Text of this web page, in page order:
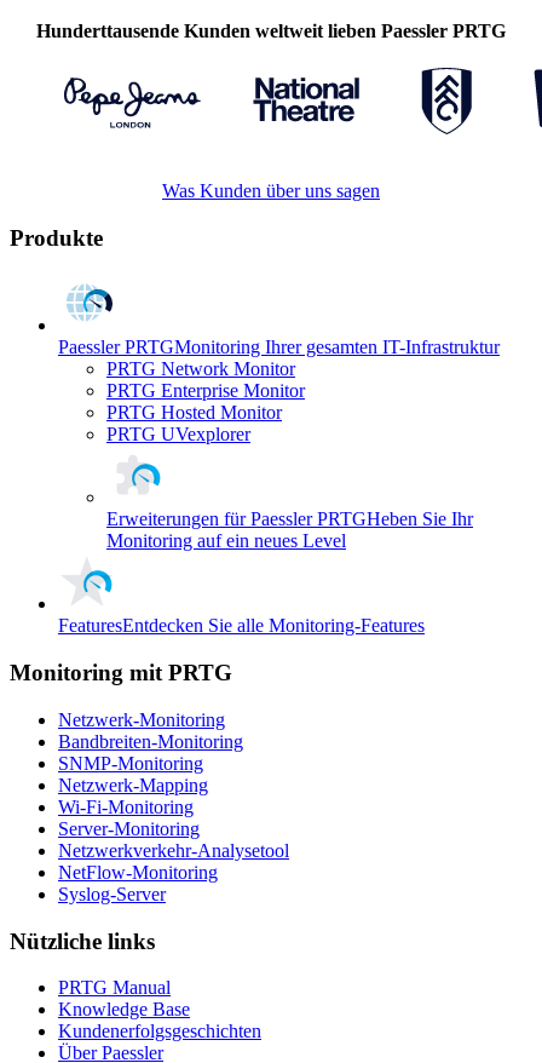
Hunderttausende Kunden weltweit lieben Paessler PRTG
Was Kunden über uns sagen
Produkte
Paessler PRTGMonitoring Ihrer gesamten IT-Infrastruktur
PRTG Network Monitor
PRTG Enterprise Monitor
PRTG Hosted Monitor
PRTG UVexplorer
Erweiterungen für Paessler PRTGHeben Sie Ihr
Monitoring auf ein neues Level
FeaturesEntdecken Sie alle Monitoring-Features
Monitoring mit PRTG
Netzwerk-Monitoring
Bandbreiten-Monitoring
SNMP-Monitoring
Netzwerk-Mapping
Wi-Fi-Monitoring
Server-Monitoring
Netzwerkverkehr-Analysetool
NetFlow-Monitoring
Syslog-Server
Nützliche links
PRTG Manual
Knowledge Base
Kundenerfolgsgeschichten
Über Paessler